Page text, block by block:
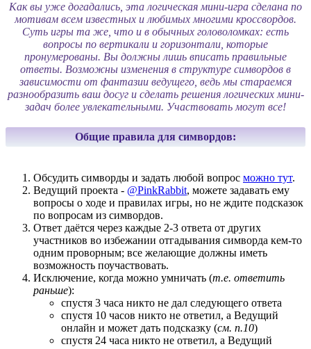
Как вы уже догадались, эта логическая мини-игра сделана по
мотивам всем известных и любимых многими кроссвордов.
Суть игры та же, что и в обычных головоломках: есть
вопросы по вертикали и горизонтали, которые
пронумерованы. Вы должны лишь вписать правильные
ответы. Возможны изменения в структуре симвордов в
зависимости от фантазии ведущего, ведь мы стараемся
разнообразить ваш досуг и сделать решения логических мини-
задач более увлекательными. Участвовать могут все!
Общие правила для симвордов:
Обсудить симворды и задать любой вопрос можно тут.
Ведущий проекта - @PinkRabbit, можете задавать ему
вопросы о ходе и правилах игры, но не ждите подсказок
по вопросам из симвордов.
Ответ даётся через каждые 2-3 ответа от других
участников во избежании отгадывания симворда кем-то
одним проворным; все желающие должны иметь
возможность поучаствовать.
Исключение, когда можно умничать (т.е. ответить
раньше):
спустя 3 часа никто не дал следующего ответа
спустя 10 часов никто не ответил, а Ведущий
онлайн и может дать подсказку (см. п.10)
спустя 24 часа никто не ответил, а Ведущий